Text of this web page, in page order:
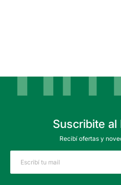
Suscribite
Recibí ofertas y